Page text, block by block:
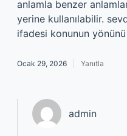
anlamla benzer
yerine kullanılabilir.
ifadesi konunun
Ocak 29, 2026 Yanıtla
admin